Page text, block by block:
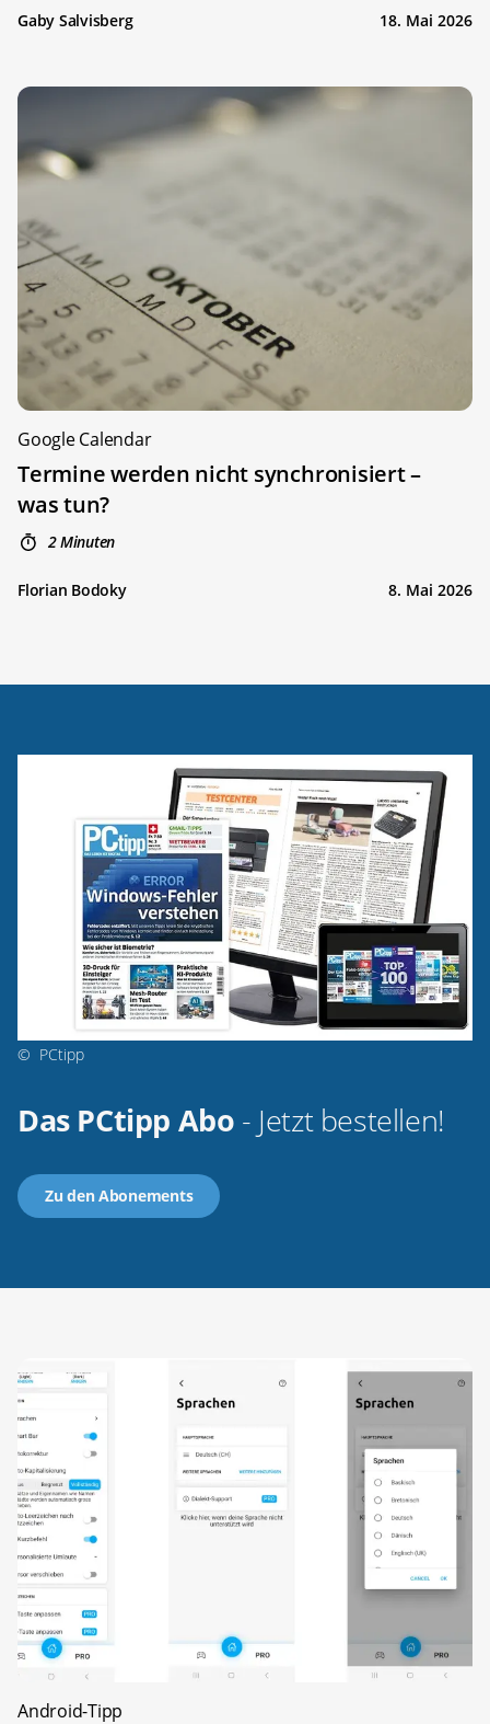
Gaby Salvisberg 18. Mai 2026
Google Calendar
Termine werden nicht synchronisiert –
was tun?
2 Minuten
Florian Bodoky 8. Mai 2026
© PCtipp
Das PCtipp Abo - Jetzt bestellen!
Zu den Abonements
Android-Tipp